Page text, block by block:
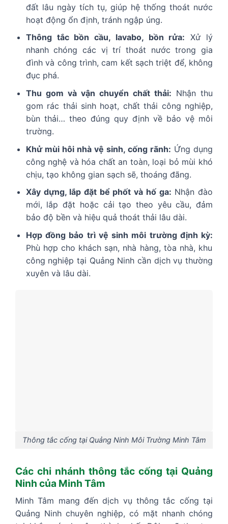
đất lâu ngày tích tụ, giúp hệ thống thoát nước
hoạt động ổn định, tránh ngập úng.
Thông tắc bồn cầu, lavabo, bồn rửa: Xử lý
nhanh chóng các vị trí thoát nước trong gia
đình và công trình, cam kết sạch triệt để, không
đục phá.
Thu gom và vận chuyển chất thải: Nhận thu
gom rác thải sinh hoạt, chất thải công nghiệp,
bùn thải… theo đúng quy định về bảo vệ môi
trường.
Khử mùi hôi nhà vệ sinh, cống rãnh: Ứng dụng
công nghệ và hóa chất an toàn, loại bỏ mùi khó
chịu, tạo không gian sạch sẽ, thoáng đãng.
Xây dựng, lắp đặt bể phốt và hố ga: Nhận đào
mới, lắp đặt hoặc cải tạo theo yêu cầu, đảm
bảo độ bền và hiệu quả thoát thải lâu dài.
Hợp đồng bảo trì vệ sinh môi trường định kỳ:
Phù hợp cho khách sạn, nhà hàng, tòa nhà, khu
công nghiệp tại Quảng Ninh cần dịch vụ thường
xuyên và lâu dài.
Thông tắc cống tại Quảng Ninh Môi Trường Minh Tâm
Các chi nhánh thông tắc cống tại Quảng
Ninh của Minh Tâm
Minh Tâm mang đến dịch vụ thông tắc cống tại
Quảng Ninh chuyên nghiệp, có mặt nhanh chóng